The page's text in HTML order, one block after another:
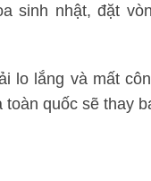
sinh nhật, đặt
lo lắng và mất
toàn quốc sẽ thay